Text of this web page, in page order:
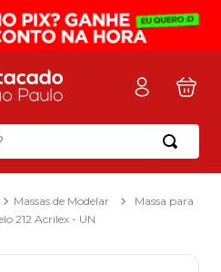
Massas de Modelar
Massa para
212 Acrilex - UN